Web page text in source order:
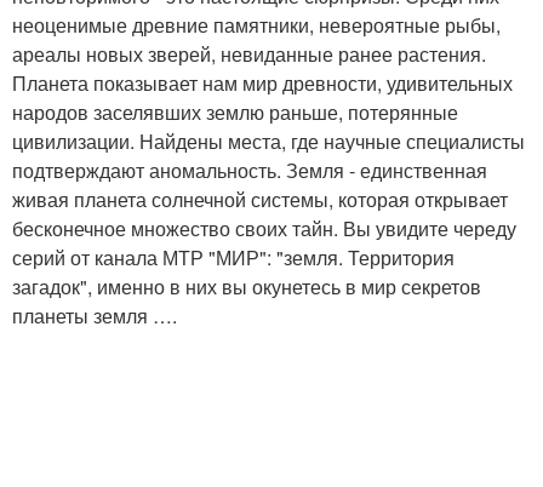
неоценимые древние памятники, невероятные рыбы,
ареалы новых зверей, невиданные ранее растения.
Планета показывает нам мир древности, удивительных
народов заселявших землю раньше, потерянные
цивилизации. Найдены места, где научные специалисты
подтверждают аномальность. Земля - единственная
живая планета солнечной системы, которая открывает
бесконечное множество своих тайн. Вы увидите череду
серий от канала МТР "МИР": "земля. Территория
загадок", именно в них вы окунетесь в мир секретов
планеты земля ….